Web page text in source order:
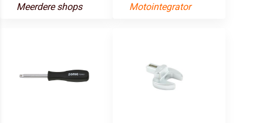
Meerdere shops Motointegrator